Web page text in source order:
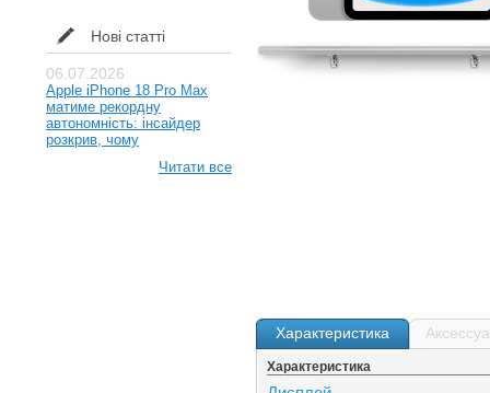
Нові статті
06.07.2026
Apple iPhone 18 Pro Max
матиме рекордну
автономність: інсайдер
розкрив, чому
Читати все
Характеристика
Характеристика